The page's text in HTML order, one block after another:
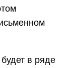
в ряде